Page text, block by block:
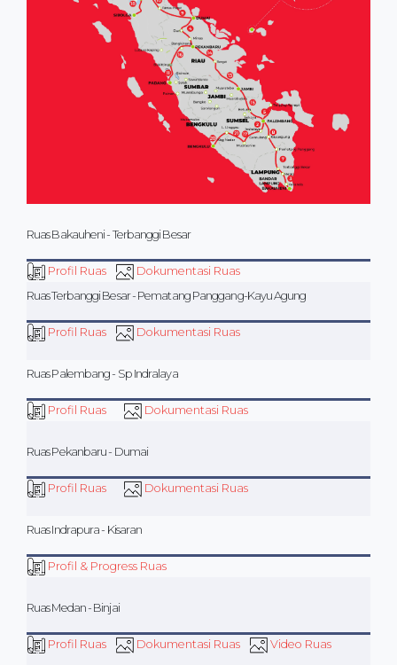
Ruas Bakauheni - Terbanggi Besar
Profil Ruas
Dokumentasi Ruas
Ruas Terbanggi Besar - Pematang Panggang-Kayu Agung
Profil Ruas Dokumentasi Ruas
Ruas Palembang - Sp Indralaya
Profil Ruas Dokumentasi Ruas
Ruas Pekanbaru - Dumai
Profil Ruas Dokumentasi Ruas
Ruas Indrapura - Kisaran
Profil & Progress Ruas
Ruas Medan - Binjai
Profil Ruas Dokumentasi Ruas Video Ruas